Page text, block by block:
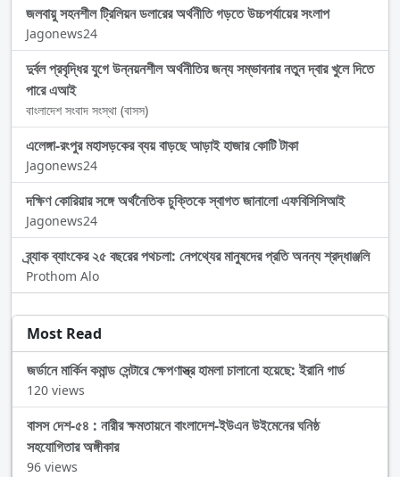
জলবায়ু সহনশীল ট্রিলিয়ন ডলারের অর্থনীতি গড়তে উচ্চপর্যায়ের সংলাপ
Jagonews24
দুর্বল প্রবৃদ্ধির যুগে উন্নয়নশীল অর্থনীতির জন্য সম্ভাবনার নতুন দ্বার খুলে দিতে
পারে এআই
বাংলাদেশ সংবাদ সংস্থা (বাসস)
এলেঙ্গা-রংপুর মহাসড়কের ব্যয় বাড়ছে আড়াই হাজার কোটি টাকা
Jagonews24
দক্ষিণ কোরিয়ার সঙ্গে অর্থনৈতিক চুক্তিকে স্বাগত জানালো এফবিসিসিআই
Jagonews24
ব্র্যাক ব্যাংকের ২৫ বছরের পথচলা: নেপথ্যের মানুষদের প্রতি অনন্য শ্রদ্ধাঞ্জলি
Prothom Alo
Most Read
জর্ডানে মার্কিন কমান্ড সেন্টারে ক্ষেপণাস্ত্র হামলা চালানো হয়েছে: ইরানি গার্ড
120 views
বাসস দেশ-৫৪ : নারীর ক্ষমতায়নে বাংলাদেশ-ইউএন উইমেনের ঘনিষ্ঠ
সহযোগিতার অঙ্গীকার
96 views